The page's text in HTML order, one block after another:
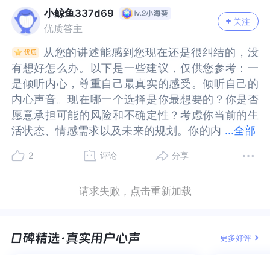
定性。同时，身边还有新的追求者出现，对方同样
是回避型依恋，这也让你在选择上更加纠结，不知
开启一段新的可能。二、建议1.自我反思与成长方面
（1）审视自身需求：静下心来，好好思考自己在亲
密关系中真正需要的是什么。是情感上的稳定、相
互理解与支持，还是其他方面的契合。回顾过往与
他相处时，哪些部分让你感到满足，哪些又让你痛
苦不堪，以此明确自己对于未来伴侣和感情生活的
核心需求。（2）疗愈依恋创伤：鉴于你是焦虑型依
少情感创伤。可以通过阅读相关的心理学书籍、参
加线上或线下的情感成长课程等方式，了解依恋理
中更加从容、自信，减少因对方的行为而产生的过
度焦虑和不安。2.对待旧情方面（1）接受现实状
性。同时，身边还有新的追求者出现，对方同样是
回避型依恋，这也让你在选择上更加纠结，不知道
启一段新的可能。二、建议1.自我反思与成长方面
（1）审视自身需求：静下心来，好好思考自己在亲
密关系中真正需要的是什么。是情感上的稳定、相
互理解与支持，还是其他方面的契合。回顾过往与
他相处时，哪些部分让你感到满足，哪些又让你痛
苦不堪，以此明确自己对于未来伴侣和感情生活的
核心需求。（2）疗愈依恋创伤：鉴于你是焦虑型依
少情感创伤。可以通过阅读相关的心理学书籍、参
加线上或线下的情感成长课程等方式，了解依恋理
中更加从容、自信，减少因对方的行为而产生的过
度焦虑和不安。2.对待旧情方面（1）接受现实状
己一个期限；譬如：给自己多长时间。我的意思
是，你自己给自己到那一年的那一天都没有他的消
息；那么你就可以不用考虑他了。你身边也有个比
你前男友更优秀的男生在追求你，他的情况你了解
多少；譬如：他是不是单身及有没有孩子等。如果
这两者都没有，那么我会建议你跟这个新男生来开
始。因为你跟前男友就算你愿意等他，有可能他跟
你有结果也有可能没有结果；那么你能够问一下自
己的内心，你愿意接受跟他的恋情万一是没有结果
吗。而且你是女生，在年龄上可能会有一定的劣
势；譬如：如果你要计划生育的话，这些都要提前
你求助于专业的心理咨询师。咨询师她是专业人
决。现在我能想到的，就以上这些了。希望我以上
期限；譬如：给自己多长时间。我的意思是，你自
己给自己到那一年的那一天都没有他的消息；那么
你就可以不用考虑他了。你身边也有个比你前男友
更优秀的男生在追求你，他的情况你了解多少；譬
如：他是不是单身及有没有孩子等。如果这两者都
没有，那么我会建议你跟这个新男生来开始。因为
你跟前男友就算你愿意等他，有可能他跟你有结果
也有可能没有结果；那么你能够问一下自己的内
心，你愿意接受跟他的恋情万一是没有结果吗。而
且你是女生，在年龄上可能会有一定的劣势；譬
如：如果你要计划生育的话，这些都要提前考虑
助于专业的心理咨询师。咨询师她是专业人士，可
我能想到的，就以上这些了。希望我以上的回答对
小鲸鱼337d69
优质答主
关注
...全部
从您的讲述能感到您现在还是很纠结的，没
有想好怎么办。以下是一些建议，仅供您参考：一
是倾听内心，尊重自己最真实的感受。倾听自己的
内心声音。现在哪一个选择是你最想要的？你是否
愿意承担可能的风险和不确定性？考虑你当前的生
活状态、情感需求以及未来的规划。你的内
进行坦诚的沟通。如果可以走到一起，双方在未来
断你是否愿意为新的关系付出努力。三是保持审
入其中。无论你的决定是什么，都要确保它符合你
有想好怎么办。以下是一些建议，仅供您参考：一
是倾听内心，尊重自己最真实的感受。倾听自己的
内心声音。现在哪一个选择是你最想要的？你是否
愿意承担可能的风险和不确定性？考虑你当前的生
活状态、情感需求以及未来的规划。你的内心是否
诚的沟通。如果可以走到一起，双方在未来的关系
否愿意为新的关系付出努力。三是保持审慎。尽管
无论你的决定是什么，都要确保它符合你的内心需
2 评论 分享
请求失败，点击重新加载
更多好评